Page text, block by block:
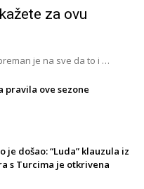
za ovu
je na sve da to i …
pravila ove sezone
je došao: “Luda” klauzula iz
s Turcima je otkrivena